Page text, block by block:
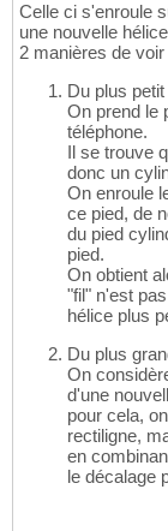
Celle ci s'enroule
une nouvelle hélice
2 manières de
Du plus
On prend le
téléphone.
Il se trouve
donc un
On enroule
ce pied, de
du pied
pied.
On obtient
"fil" n'est
hélice plus
Du plus
On
d'une
pour cela,
rectiligne,
en
le décalage